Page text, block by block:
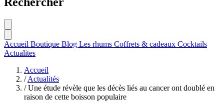
Accueil Boutique Blog Les rhums Coffrets & cadeaux Cocktails
Actualites
Accueil
/ Actualités
/ Une étude révèle que les décès liés au cancer ont doublé en
raison de cette boisson populaire